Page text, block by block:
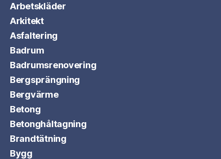
Arbetskläder
Arkitekt
Asfaltering
Badrum
Badrumsrenovering
Bergsprängning
Bergvärme
Betong
Betonghåltagning
Brandtätning
Bygg